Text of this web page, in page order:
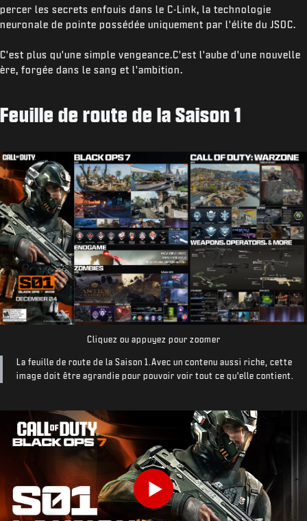
percer les secrets enfouis dans le C-Link, la technologie
neuronale de pointe possédée uniquement par l'élite du JSOC.
C'est plus qu'une simple vengeance.C'est l'aube d'une nouvelle
ère, forgée dans le sang et l'ambition.
Feuille de route de la Saison 1
Cliquez ou appuyez pour zoomer
La feuille de route de la Saison 1.Avec un contenu aussi riche, cette
image doit être agrandie pour pouvoir voir tout ce qu'elle contient.